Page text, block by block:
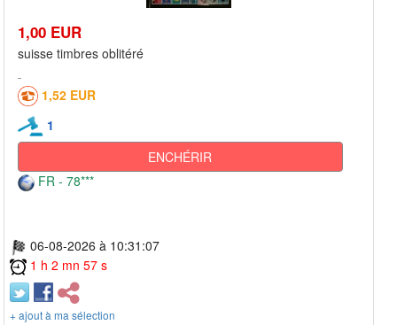
1,00 EUR
suisse timbres oblitéré
1,52 EUR
1
ENCHÉRIR
FR - 78***
06-08-2026 à 10:31:07
1 h 2 mn 57 s
+ ajout à ma sélection